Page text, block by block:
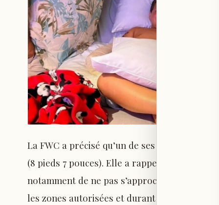
La FWC a précisé qu’un de ses agents a
(8 pieds 7 pouces). Elle a rappelé
notamment de ne pas s’approcher ni nourrir
les zones autorisées et durant la journée.